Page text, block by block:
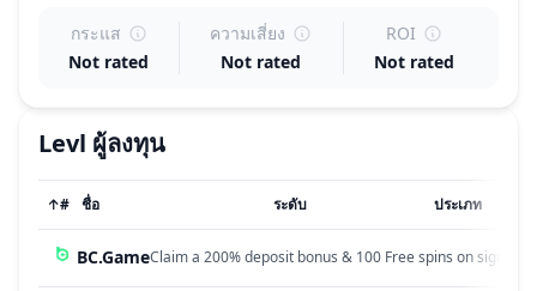
กระแส
Not rated
ความเสี่ยง
Not rated
ROI
Not rated
Levl ผู้ลงทุน
↑# ชื่อ ระดับ ประเภท
BC.GameClaim a 200% deposit bonus & 100 Free spins on sign up!